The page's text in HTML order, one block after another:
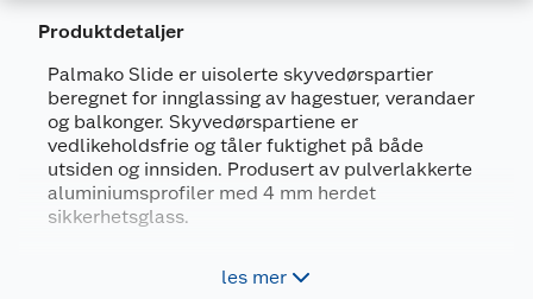
Produktdetaljer
Palmako Slide er uisolerte skyvedørspartier
beregnet for innglassing av hagestuer, verandaer
og balkonger. Skyvedørspartiene er
vedlikeholdsfrie og tåler fuktighet på både
utsiden og innsiden. Produsert av pulverlakkerte
aluminiumsprofiler med 4 mm herdet
sikkerhetsglass.
les mer
Generelt
Artikkelnummer
4743142029435
Leverandørens artikkelnummer
111793
Størrelse